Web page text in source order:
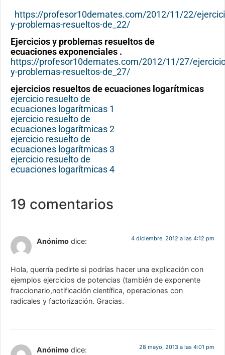
https://profesor10demates.com/2012/11/22/
y-problemas-resueltos-de_22/
Ejercicios y problemas resueltos de
ecuaciones exponenciales .
https://profesor10demates.com/2012/11/27/
y-problemas-resueltos-de_27/
ejercicios resueltos de ecuaciones logarítmicas
ejercicio resuelto de
ecuaciones logarítmicas 1
ejercicio resuelto de
ecuaciones logarítmicas 2
ejercicio resuelto de
ecuaciones logarítmicas 3
ejercicio resuelto de
ecuaciones logarítmicas 4
19 comentarios
Anónimo dice: 4 diciembre, 2012 a las 4:12 pm
Hola, querría pedirte si podrías hacer una explicación con
ejemplos ejercicios de potencias (también de exponente
fraccionario,notificación científica, operaciones con
radicales y factorización. Gracias.
Anónimo dice: 28 mayo, 2013 a las 4:01 pm